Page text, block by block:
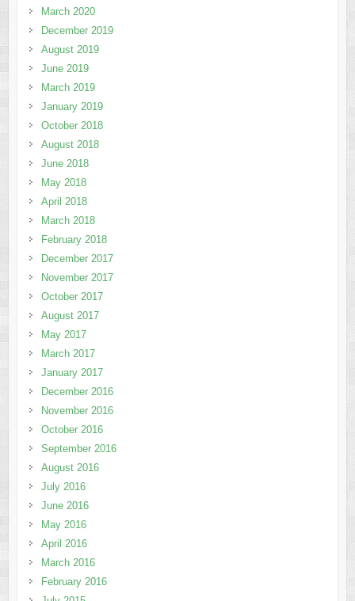
March 2020
December 2019
August 2019
June 2019
March 2019
January 2019
October 2018
August 2018
June 2018
May 2018
April 2018
March 2018
February 2018
December 2017
November 2017
October 2017
August 2017
May 2017
March 2017
January 2017
December 2016
November 2016
October 2016
September 2016
August 2016
July 2016
June 2016
May 2016
April 2016
March 2016
February 2016